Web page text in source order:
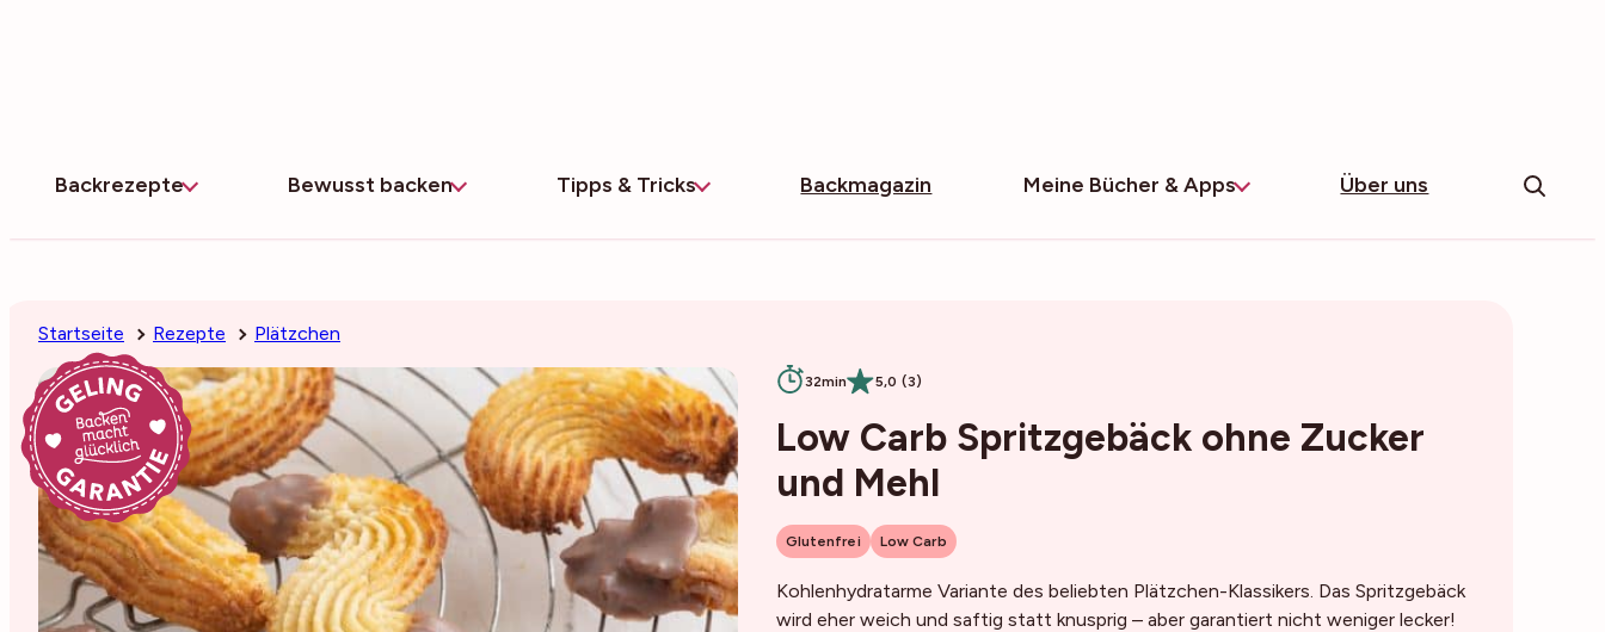
Backrezepte Bewusst backen Tipps & Tricks Backmagazin Meine Bücher & Apps Über uns
Startseite Rezepte Plätzchen
32min 5,0 (3)
Low Carb Spritzgebäck ohne Zucker
und Mehl
Glutenfrei Low Carb
Kohlenhydratarme Variante des beliebten Plätzchen-Klassikers. Das Spritzgebäck
wird eher weich und saftig statt knusprig – aber garantiert nicht weniger lecker!